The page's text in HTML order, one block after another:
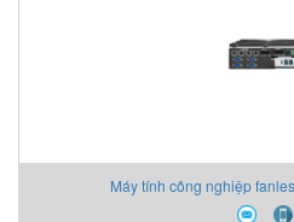
Máy tính công nghiệp